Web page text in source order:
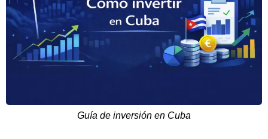
Guía de inversión en Cuba